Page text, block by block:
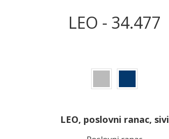
LEO - 34.477
LEO, poslovni ranac, sivi